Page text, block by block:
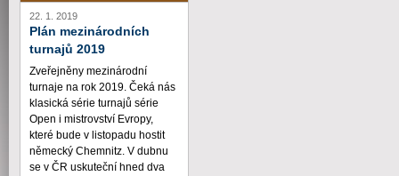
22. 1. 2019
Plán mezinárodních
turnajů 2019
Zveřejněny mezinárodní
turnaje na rok 2019. Čeká nás
klasická série turnajů série
Open i mistrovství Evropy,
které bude v listopadu hostit
německý Chemnitz. V dubnu
se v ČR uskuteční hned dva